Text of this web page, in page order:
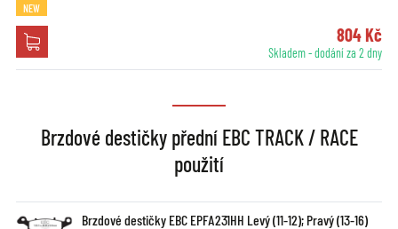
NEW
804 Kč
Skladem - dodání za 2 dny
Brzdové destičky přední EBC TRACK / RACE
použití
Brzdové destičky EBC EPFA231HH Levý (11-12); Pravý (13-16)